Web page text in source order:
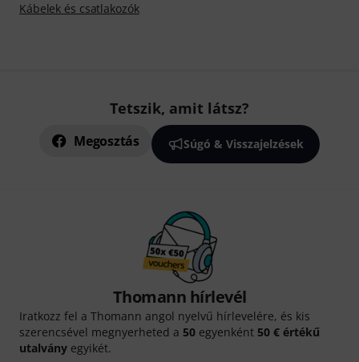
Kábelek és csatlakozók
Tetszik, amit látsz?
Megosztás Súgó & Visszajelzések
Thomann hírlevél
Iratkozz fel a Thomann angol nyelvű hírlevelére, és kis
szerencsével megnyerheted a 50 egyenként 50 € értékű
utalvány egyikét.